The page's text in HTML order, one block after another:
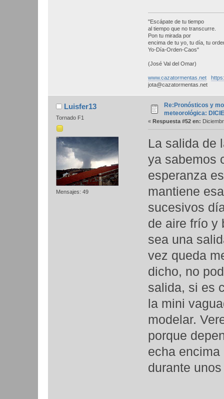
"Escápate de tu tiempo
al tiempo que no transcurre.
Pon tu mirada por
encima de tu yo, tu día, tu
Yo-Día-Orden-Caos"
(José Val del Omar)
www.cazatormentas.net
jota@cazatormentas.net
Luisfer13
Tornado F1
Mensajes: 49
Re:Pronósticos y
meteorológica:
« Respuesta #52 en:
La salida de
ya sabemos
esperanza
mantiene
sucesivos
de aire frío y
sea una
vez queda
dicho, no
salida, si es
la mini
modelar.
porque
echa
durante